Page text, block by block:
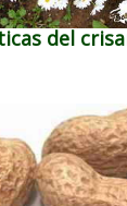
del